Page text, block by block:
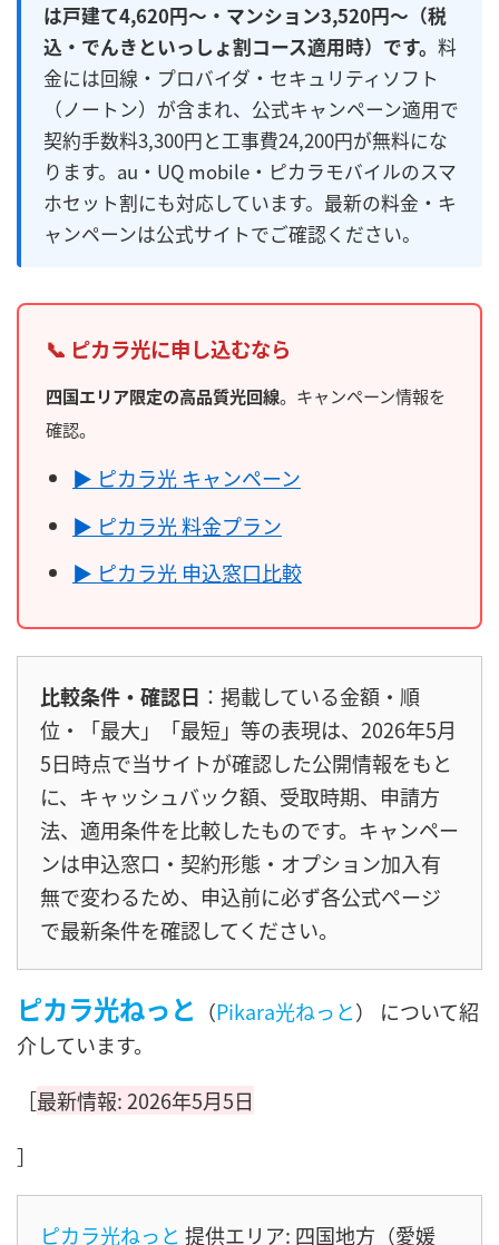
は戸建て4,620円〜・マンション3,520円〜（税
込・でんきといっしょ割コース適用時）です。 料
金には回線・プロバイダ・セキュリティソフト
（ノートン）が含まれ、公式キャンペーン適用で
契約手数料3,300円と工事費24,200円が無料にな
ります。au・UQ mobile・ピカラモバイルのスマ
ホセット割にも対応しています。最新の料金・キ
ャンペーンは公式サイトでご確認ください。
📞 ピカラ光に申し込むなら
四国エリア限定の高品質光回線。キャンペーン情報を
確認。
▶ ピカラ光 キャンペーン
▶ ピカラ光 料金プラン
▶ ピカラ光 申込窓口比較
比較条件・確認日 ：掲載している金額・順
位・「最大」「最短」等の表現は、2026年5月
5日時点で当サイトが確認した公開情報をもと
に、キャッシュバック額、受取時期、申請方
法、適用条件を比較したものです。キャンペー
ンは申込窓口・契約形態・オプション加入有
無で変わるため、申込前に必ず各公式ページ
で最新条件を確認してください。
ピカラ光ねっと （Pikara光ねっと） について紹
介しています。
［最新情報: 2026年5月5日
］
ピカラ光ねっと 提供エリア: 四国地方（愛媛